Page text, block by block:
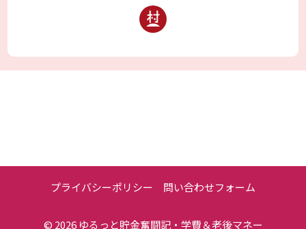
プライバシーポリシー 問い合わせフォーム
© 2026 ゆるっと貯金奮闘記・学費＆老後マネー